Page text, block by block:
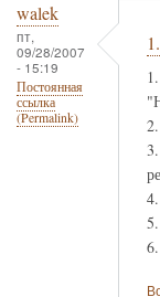
walek
пт,
09/28/2007
- 15:19
Постоянная
ссылка
(Permalink)